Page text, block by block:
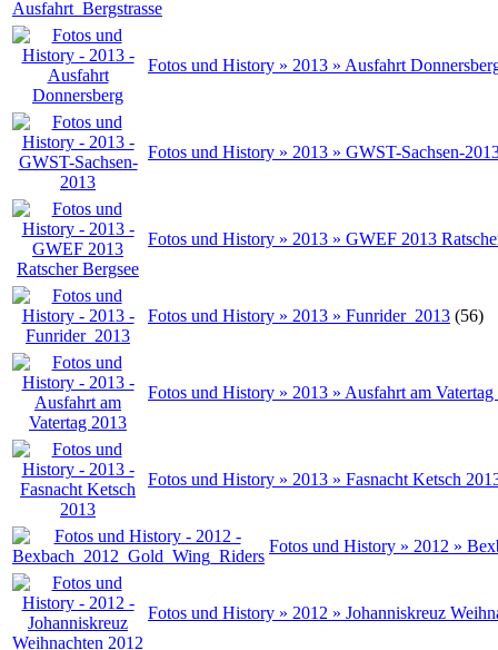
Fotos und History » 2013 » Ausfahrt
Fotos und History » 2013 » GWST-Sachsen-
Fotos und History » 2013 » GWEF 2013
Fotos und History » 2013 » Funrider_2013 (56)
Fotos und History » 2013 » Ausfahrt am Vatertag
Fotos und History » 2013 » Fasnacht Ketsch
Fotos und History » 2012 »
Fotos und History » 2012 » Johanniskreuz